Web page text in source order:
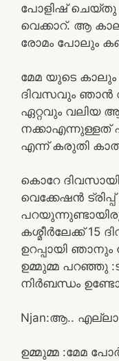
പോളിഷ് ചെയ്തു
വെക്കാറ്. ആ
രോമം പോലും
മേമ യുടെ
ദിവസവും ഞാൻ
ഏറ്റവും വലിയ
നക്കാഎന്നുള്ളത്
എന്ന് കരുതി
കൊറേ
വെക്കേഷൻ
കശ്മീർലേക്ക്
ഉറപ്പായി ഞാനും
ഉമ്മുമ്മ പറഞ്ഞു
നിർബന്ധം
Njan:ആ..
ഉമ്മുമ്മ :മേമ